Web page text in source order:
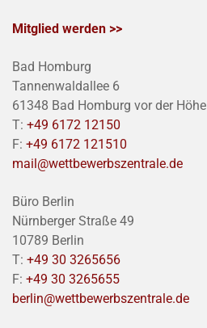
Mitglied werden >>
Bad Homburg
Tannenwaldallee 6
61348 Bad Homburg vor der Höhe
T: +49 6172 12150
F: +49 6172 121510
mail@wettbewerbszentrale.de
Büro Berlin
Nürnberger Straße 49
10789 Berlin
T: +49 30 3265656
F: +49 30 3265655
berlin@wettbewerbszentrale.de